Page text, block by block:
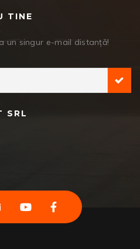
TINE
un singur e-mail distanță!
SRL